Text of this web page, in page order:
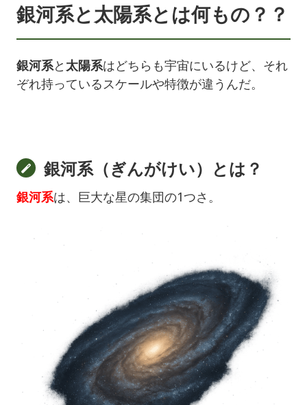
銀河系と太陽系とは何もの？？
銀河系と 太陽系はどちらも宇宙にいるけど、それ
ぞれ持っているスケールや特徴が違うんだ。
銀河系（ぎんがけい）とは？
銀河系は、巨大な星の集団の1つさ。